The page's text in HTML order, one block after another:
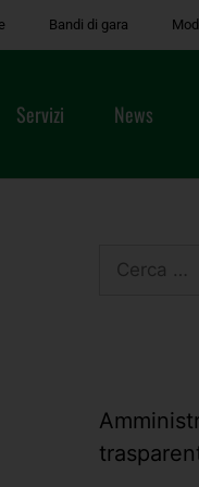
Bandi di gara
Servizi News